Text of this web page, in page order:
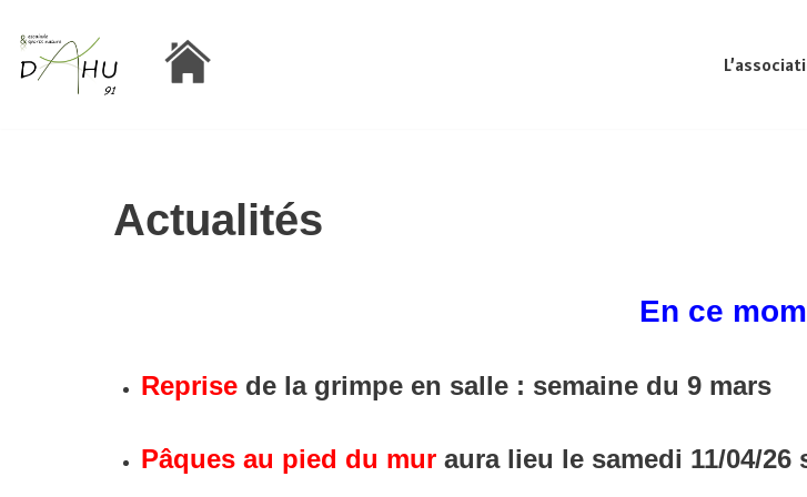
Aller
Actualités
En ce
Reprise de la grimpe en salle : semaine du 9 mars
Pâques au pied du mur aura lieu le samedi 11/04/26